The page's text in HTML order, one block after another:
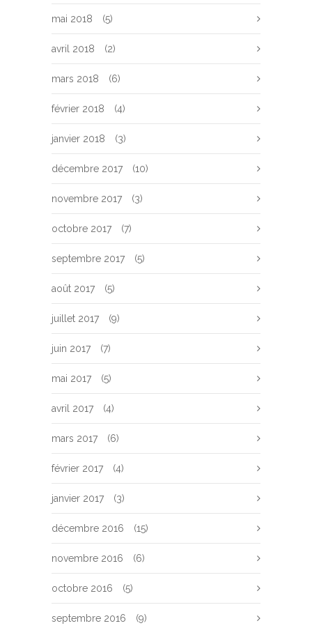
mai 2018 (5)
avril 2018 (2)
mars 2018 (6)
février 2018 (4)
janvier 2018 (3)
décembre 2017 (10)
novembre 2017 (3)
octobre 2017 (7)
septembre 2017 (5)
août 2017 (5)
juillet 2017 (9)
juin 2017 (7)
mai 2017 (5)
avril 2017 (4)
mars 2017 (6)
février 2017 (4)
janvier 2017 (3)
décembre 2016 (15)
novembre 2016 (6)
octobre 2016 (5)
septembre 2016 (9)